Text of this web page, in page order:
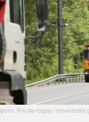
фото: Росавтодор /